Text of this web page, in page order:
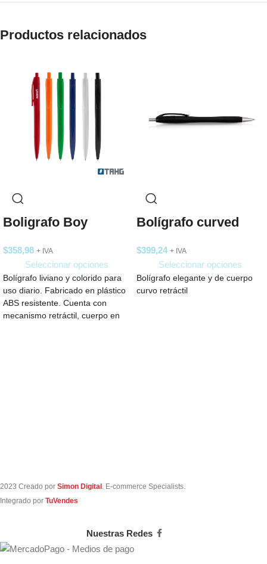
Productos relacionados
Boligrafo Boy
$358,98 + IVA
Seleccionar opciones
Bolígrafo liviano y colorido para
uso diario. Fabricado en plástico
ABS resistente. Cuenta con
mecanismo retráctil, cuerpo en
Bolígrafo curved
$399,24 + IVA
Seleccionar opciones
Bolígrafo elegante y de cuerpo
curvo retráctil
2023 Creado por Simon Digital . E-commerce Specialists.
Integrado por TuVendes
Nuestras Redes